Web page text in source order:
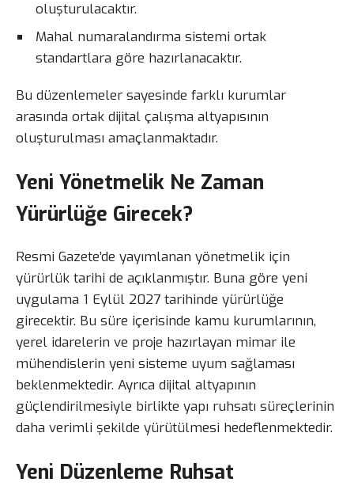
oluşturulacaktır.
Mahal numaralandırma sistemi ortak
standartlara göre hazırlanacaktır.
Bu düzenlemeler sayesinde farklı kurumlar
arasında ortak dijital çalışma altyapısının
oluşturulması amaçlanmaktadır.
Yeni Yönetmelik Ne Zaman
Yürürlüğe Girecek?
Resmi Gazete’de yayımlanan yönetmelik için
yürürlük tarihi de açıklanmıştır. Buna göre yeni
uygulama 1 Eylül 2027 tarihinde yürürlüğe
girecektir. Bu süre içerisinde kamu kurumlarının,
yerel idarelerin ve proje hazırlayan mimar ile
mühendislerin yeni sisteme uyum sağlaması
beklenmektedir. Ayrıca dijital altyapının
güçlendirilmesiyle birlikte yapı ruhsatı süreçlerinin
daha verimli şekilde yürütülmesi hedeflenmektedir.
Yeni Düzenleme Ruhsat